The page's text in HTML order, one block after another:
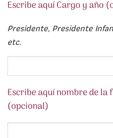
Escribe aquí Cargo y año
Presidente, Presidente
etc.
Escribe aquí nombre de
(opcional)